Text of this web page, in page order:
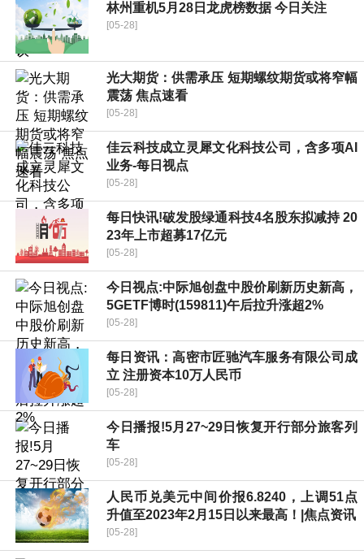
林州重机5月28日龙虎榜数据 今日关注
[05-28]
光大期货：供需承压 短期螺纹期货或将窄幅
震荡 焦点速看
[05-28]
佳云科技成立灵犀文化科技公司，含多项AI
业务-每日视点
[05-28]
每日快讯!破发股绿通科技4名股东拟减持 20
23年上市超募17亿元
[05-28]
今日视点:中际旭创盘中股价刷新历史新高，
5GETF博时(159811)午后拉升涨超2%
[05-28]
每日资讯：高密市匠驰汽车服务有限公司成
立 注册资本10万人民币
[05-28]
今日播报!5月27~29日恢复开行部分旅客列
车
[05-28]
人民币兑美元中间价报6.8240，上调51点
升值至2023年2月15日以来最高！|焦点资讯
[05-28]